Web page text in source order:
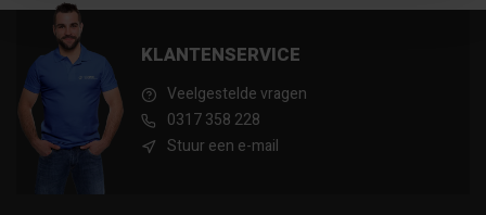
KLANTENSERVICE
Veelgestelde vragen
0317 358 228
Stuur een e-mail